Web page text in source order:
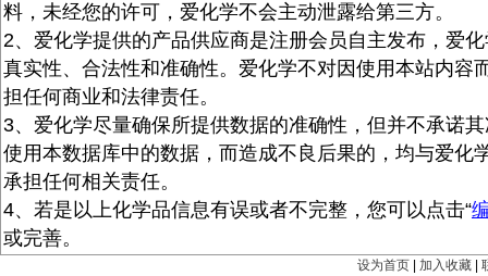
料，未经您的许可，爱化学不会主动泄露给第三方。
2、爱化学提供的产品供应商是注册会员自主发布，爱
真实性、合法性和准确性。爱化学不对因使用本站内容
担任何商业和法律责任。
3、爱化学尽量确保所提供数据的准确性，但并不承诺
使用本数据库中的数据，而造成不良后果的，均与爱化
承担任何相关责任。
4、若是以上化学品信息有误或者不完整，您可以点击“
或完善。
设为首页 加入收藏